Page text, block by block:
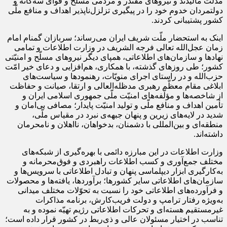
دولتمردان خدوم خود را در پیگیری تزلز‌ل‌ناپذیر اهداف و منافع ملّی
کشور پشتیبانی کردند.
اینک به استحضار ملّت شریف ایران می‌رساند؛ سربازان گمنام امام
زمان عجل‌الله تعالی فرجه الشریف در وزارت اطلاعات و تمامی
نهادها و سازمان‌های اطلاعاتی، همپای دیگر نیروهای مسلّح و امنیّتی
کشور؛ طی روزهای گذشته، با همکاری، هم‌افزایی و دعای خیر امّت
حزب‌الله و در راستای اجرای منویّات، رهنمودها و سیاست‌های
ابلاغی مقام معظّم رهبری مدظله‌العالی و ارتقا، صیانت و حفاظت
از شاخصه‌ها و مؤلّفه‌های امنیّت ملّی جمهوری اسلامی ایران و
تأمین اهداف و منافع ملّی و تولید امنیّت پایدار؛ مصافی بی‌امان و
شدید در لایه‌های زیرین و پنهان جبهه‌ی نبرد در مقیاس ملّی،
منطقه‌ای و بین‌المللی با دشمنان، بدخواهان، نااهلان و نامحرمان
داشته‌اند.
وزارت اطلاعات در این مبارزه‌ دائمی با بهره‌گیری از شبکه‌ها‌ی
مختلف جمع‌آوری و کسب اطلاعات راهبردی و فوق‌محرمانه و
به‌کارگیری ابزار دیپلماسی پنهان و تبادل اطلاعاتی با سرویس‌ها و
سازمان‌های اطلاعاتی سایر کشورها؛ برآوردها، یافته‌ها و محصولات
و فرآورده‌های اطلاعاتی خود را نسبت به تحوّلات مختلف میدانی
به‌ویژه رفتار ترامپ و دولت فریب‌کارش، برنامه‌ مذاکرات
غیرمستقیم هسته‌ای و تحرکات اطلاعاتی رژیم تهیّه نموده و به
تناسب در اختیار مسئولان عالی و ذی‌ربط در کشور قرار داده است؛